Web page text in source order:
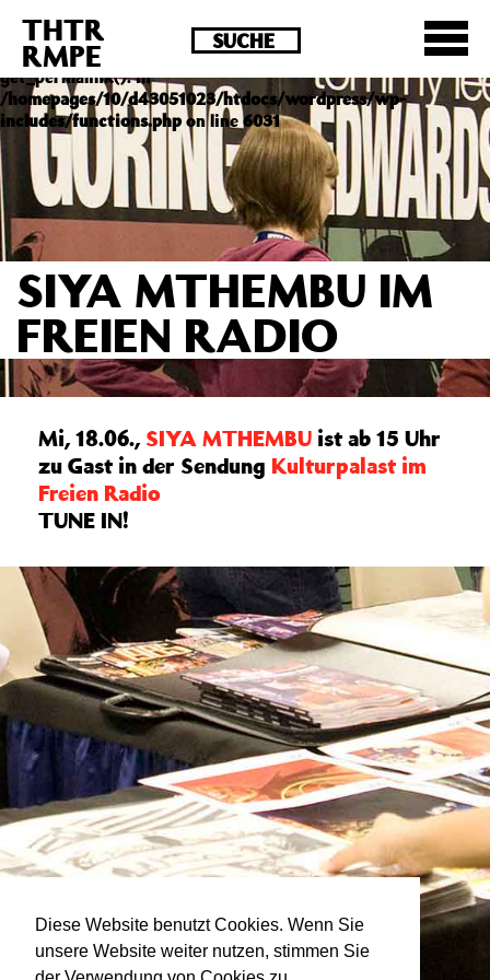
Diese Website benutzt Cookies. Wenn Sie
unsere Website weiter nutzen, stimmen Sie
Deprecated : Die Funktion post_permalink ist seit
Version 4.4.0 veraltet! Verwende stattdessen
get_permalink(). in
/homepages/10/d43051023/htdocs/wordpress/wp-
includes/functions.phpon line 6031
THTR
RMPE
SIYA MTHEMBU IM
FREIEN RADIO
Mi, 18.06., SIYA MTHEMBU ist ab 15 Uhr
zu Gast in der Sendung Kulturpalast im
Freien Radio
TUNE IN!